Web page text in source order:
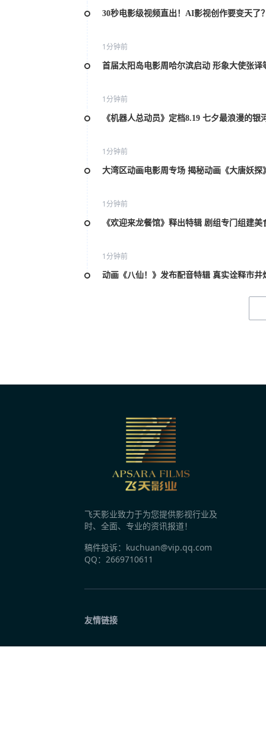
30秒电影级视频直出！AI影视创作要变天了
1分钟前
首届太阳岛电影周哈尔滨启动 形象大使张译
1分钟前
《机器人总动员》定档8.19 七夕最浪漫的银
1分钟前
大湾区动画电影周专场 揭秘动画《大唐妖探
1分钟前
《欢迎来龙餐馆》释出特辑 剧组专门组建美
1分钟前
动画《八仙！》发布配音特辑 真实诠释市井
海南大学小仙鹤公益艺术团：唱响红色岁月
昨天 10:03
时隔12年再签代言人，国民薯片可比克为何
昨天 10:03
抖音生活服务《烟火探探探》第二季特别直
昨天 10:03
飞天影业致力于为您提供影视行业及
时、全面、专业的资讯报道！
稿件投诉：kuchuan@vip.qq.com
QQ：2669710611
友情链接